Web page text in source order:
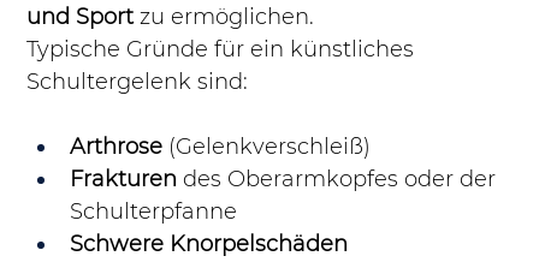
und Sport zu ermöglichen.
Typische Gründe für ein künstliches
Schultergelenk sind:
Arthrose (Gelenkverschleiß)
Frakturen des Oberarmkopfes oder der
Schulterpfanne
Schwere Knorpelschäden